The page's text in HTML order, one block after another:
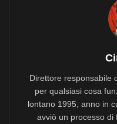
Direttore responsabile
per qualsiasi cosa
lontano 1995, anno in
avviò un processo di